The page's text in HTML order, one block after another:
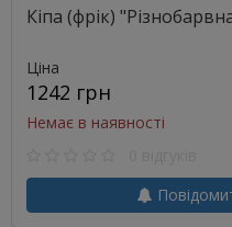
Кіпа (фрік)
Ціна
1242 грн
Немає в наявності